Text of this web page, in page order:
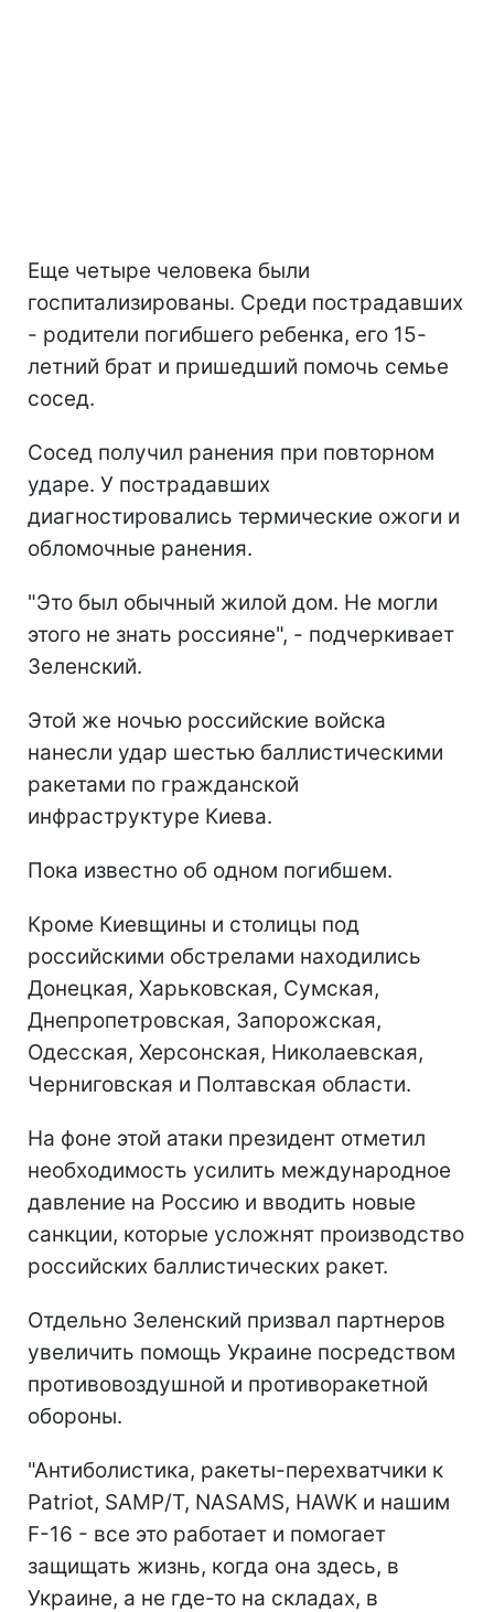
Еще четыре человека были
госпитализированы. Среди пострадавших
- родители погибшего ребенка, его 15-
летний брат и пришедший помочь семье
сосед.
Сосед получил ранения при повторном
ударе. У пострадавших
диагностировались термические ожоги и
обломочные ранения.
"Это был обычный жилой дом. Не могли
этого не знать россияне", - подчеркивает
Зеленский.
Этой же ночью российские войска
нанесли удар шестью баллистическими
ракетами по гражданской
инфраструктуре Киева.
Пока известно об одном погибшем.
Кроме Киевщины и столицы под
российскими обстрелами находились
Донецкая, Харьковская, Сумская,
Днепропетровская, Запорожская,
Одесская, Херсонская, Николаевская,
Черниговская и Полтавская области.
На фоне этой атаки президент отметил
необходимость усилить международное
давление на Россию и вводить новые
санкции, которые усложнят производство
российских баллистических ракет.
Отдельно Зеленский призвал партнеров
увеличить помощь Украине посредством
противовоздушной и противоракетной
обороны.
"Антиболистика, ракеты-перехватчики к
Patriot, SAMP/T, NASAMS, HAWK и нашим
F-16 - все это работает и помогает
защищать жизнь, когда она здесь, в
Украине, а не где-то на складах, в